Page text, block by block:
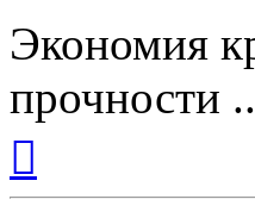
Экономия
прочности
началу